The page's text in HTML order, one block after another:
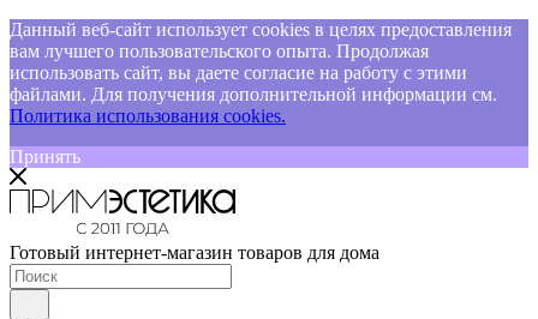
Данный веб-сайт использует cookies в целях предоставления
вам лучшего пользовательского опыта. Продолжая
использовать сайт, вы даете согласие на работу с этими
файлами. Для получения дополнительной информации см.
Политика использования cookies.
Принять
Готовый интернет-магазин товаров для дома